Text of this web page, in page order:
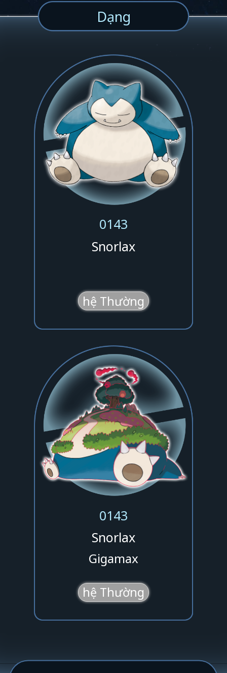
Dạng
0143
Snorlax
hệ Thường
0143
Snorlax
Gigamax
hệ Thường